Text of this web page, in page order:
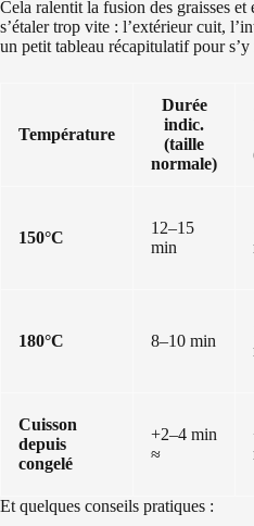
Cela ralentit la fusion des graisses et
s’étaler trop vite : l’extérieur cuit,
un petit tableau récapitulatif pour
Température
Durée
indic.
(taille
normale)
150°C
12–15
min
180°C 8–10 min
Cuisson
depuis
congelé
+2–4 min
≈
Et quelques conseils pratiques :